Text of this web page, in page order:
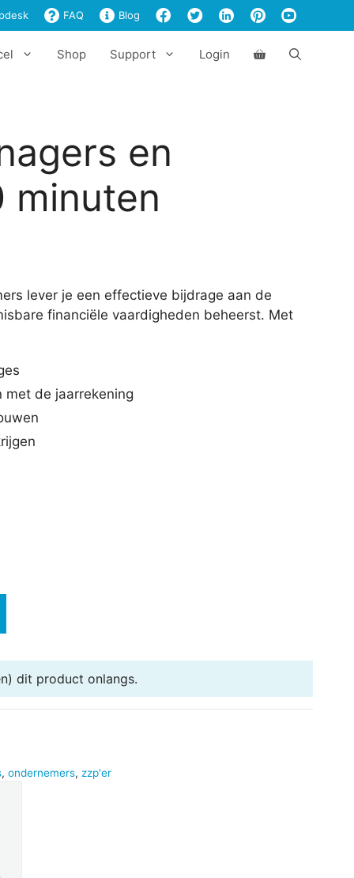
FAQ Blog
Shop Support Login
en
minuten
lever je een effectieve bijdrage aan de
financiële vaardigheden beheerst. Met
de jaarrekening
dit product onlangs.
, ondernemers, zzp'er
managers
en